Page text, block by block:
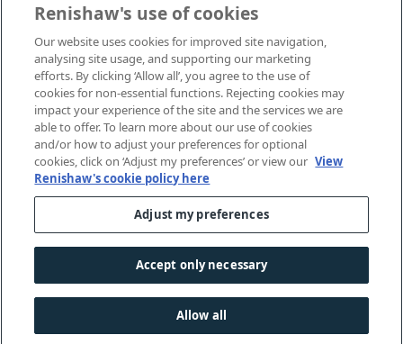
Utställningar och konferenser
Tillställningar där vi deltar
© 2001-2026 Renishaw plc. Med ensamrätt.
Kontakta oss|Juridik och regelefterlevnad|Tillgänglighet
Information om cookies
Renishaw's use of cookies
Our website uses cookies for improved site navigation,
analysing site usage, and supporting our marketing
efforts. By clicking ‘Allow all’, you agree to the use of
cookies for non-essential functions. Rejecting cookies may
impact your experience of the site and the services we are
able to offer. To learn more about our use of cookies
and/or how to adjust your preferences for optional
cookies, click on ‘Adjust my preferences’ or view our View
Renishaw's cookie policy here
Adjust my preferences
Accept only necessary
Allow all